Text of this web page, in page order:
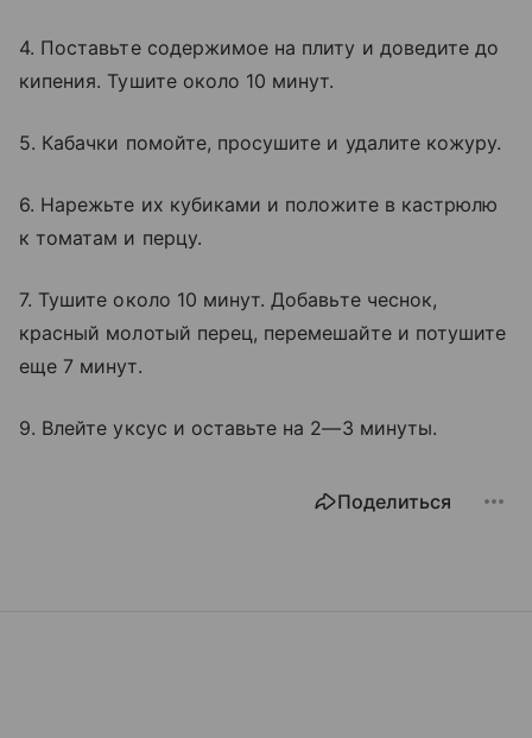
4. Поставьте содержимое на плиту и доведите до
кипения. Тушите около 10 минут.
5. Кабачки помойте, просушите и удалите кожуру.
6. Нарежьте их кубиками и положите в кастрюлю
к томатам и перцу.
7. Тушите около 10 минут. Добавьте чеснок,
красный молотый перец, перемешайте и потушите
еще 7 минут.
9. Влейте уксус и оставьте на 2—3 минуты.
Поделиться